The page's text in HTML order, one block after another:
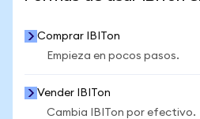
Comprar IBITon
Empieza en pocos pasos.
Vender IBITon
Cambia IBITon por efectivo.